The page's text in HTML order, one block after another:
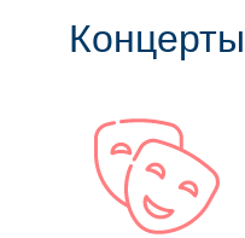
Концерты